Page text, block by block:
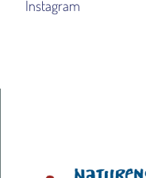
Instagram